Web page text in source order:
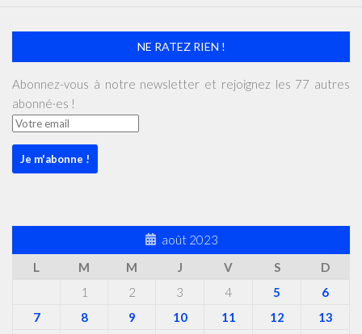
NE RATEZ RIEN !
Abonnez-vous à notre newsletter et rejoignez les 77 autres
abonné·es !
août 2023
L
M M J V S
D
1
2 3 4 5
6
7
8 9 10 11 12
13